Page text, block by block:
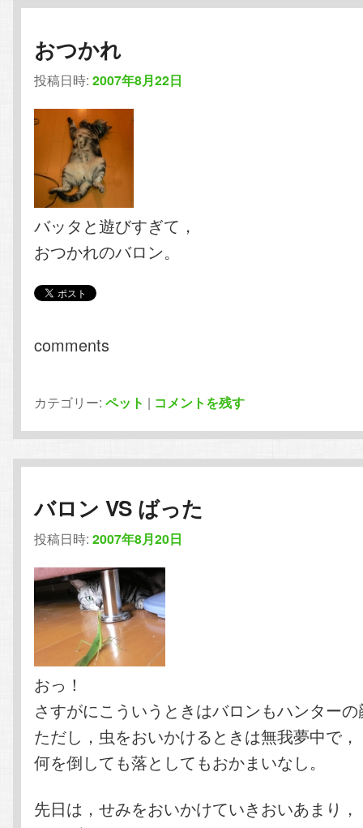
おつかれ
投稿日時:2007年8月22日
バッタと遊びすぎて，
おつかれのバロン。
comments
カテゴリー: ペット | コメントを残す
バロン VS ばった
投稿日時:2007年8月20日
おっ！
さすがにこういうときはバロンもハンター
ただし，虫をおいかけるときは無我夢中で，
何を倒しても落としてもおかまいなし。
先日は，せみをおいかけていきおいあまり，